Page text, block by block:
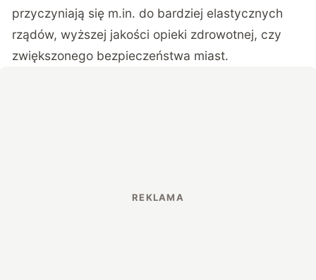
przyczyniają się m.in. do bardziej elastycznych
rządów, wyższej jakości opieki zdrowotnej, czy
zwiększonego bezpieczeństwa miast.